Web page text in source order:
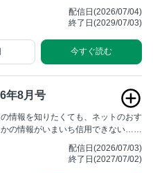
配信日(2026/07/04)
終了日(2029/07/03)
今すぐ読む
年8月号
情報を知りたくても、ネットのおす
の情報がいまいち信用できない……
！ ユーザー利益優先で家電のテスト
「賢い家電の買い物ガイド」、ぜひご
配信日(2026/07/03)
終了日(2027/07/02)